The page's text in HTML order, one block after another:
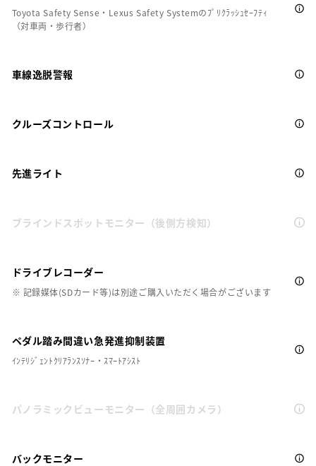
Toyota Safety Sense・Lexus Safety Systemのﾌﾟﾘｸﾗｯｼｭｾｰﾌﾃｨ
（対車両・歩行者）
車線逸脱警報
クルーズコントロール
先進ライト
ブラインドスポットモニター（後側方検知）
ドライブレコーダー
※ 記録媒体(SDカード等)は別途ご購入いただく場合がございます
ペダル踏み間違い急発進抑制装置
ｲﾝﾃﾘｼﾞｪﾝﾄｸﾘｱﾗﾝｽｿﾅｰ・ｽﾏｰﾄｱｼｽﾄ
パノラミックビューモニター（全周囲カメラ）
バックモニター